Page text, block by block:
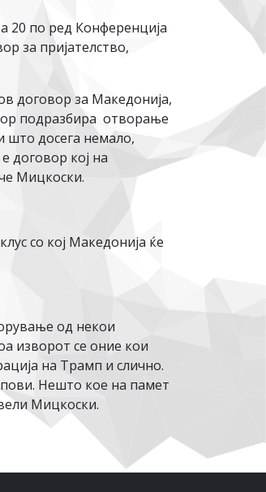
20 по ред Конференција
за пријателство,
договор за Македонија,
подразбира отворање
што досега немало,
договор кој на
Мицкоски.
со кој Македонија ќе
од некои
изворот се оние кои
на Трамп и слично.
Нешто кое на памет
Мицкоски.